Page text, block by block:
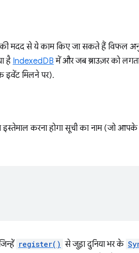
मदद से ये काम किए जा सकते हैं विफल
है IndexedDB में और जब ब्राउज़र को
इवेंट मिलने पर).
करना होगा सूची का नाम (जो
register() से जुड़ा दुनिया भर के